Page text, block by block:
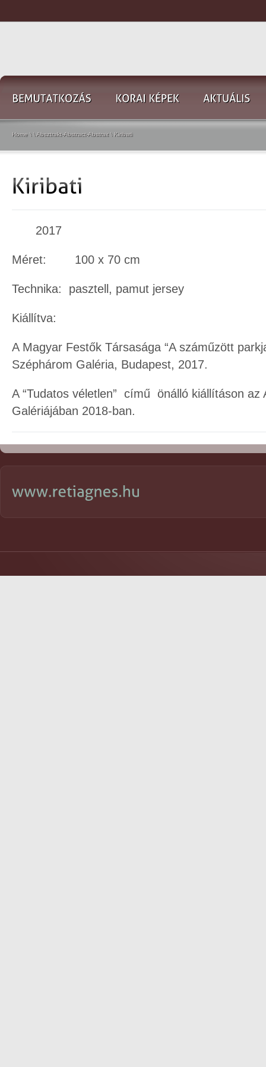
Home \ \ Absztrakt-Abstract-Abstrait\ Kiribati
2017
Méret: 100 x 70 cm
Technika: pasztell, pamut jersey
Kiállítva:
A Magyar Festők Társasága “A száműzött
Széphárom Galéria, Budapest, 2017.
A “Tudatos véletlen” című önálló kiállításon az
Galériájában 2018-ban.